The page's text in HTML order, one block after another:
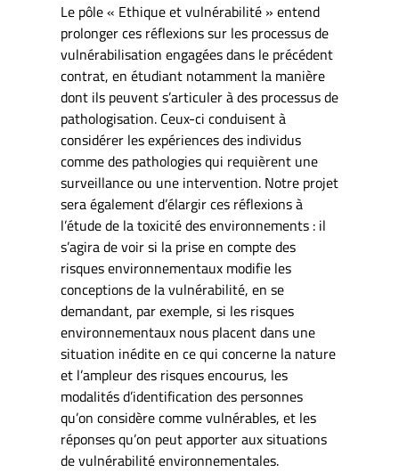
Le pôle « Ethique et vulnérabilité » entend
prolonger ces réflexions sur les processus de
vulnérabilisation engagées dans le précédent
contrat, en étudiant notamment la manière
dont ils peuvent s’articuler à des processus de
pathologisation. Ceux-ci conduisent à
considérer les expériences des individus
comme des pathologies qui requièrent une
surveillance ou une intervention. Notre projet
sera également d’élargir ces réflexions à
l’étude de la toxicité des environnements : il
s’agira de voir si la prise en compte des
risques environnementaux modifie les
conceptions de la vulnérabilité, en se
demandant, par exemple, si les risques
environnementaux nous placent dans une
situation inédite en ce qui concerne la nature
et l’ampleur des risques encourus, les
modalités d’identification des personnes
qu’on considère comme vulnérables, et les
réponses qu’on peut apporter aux situations
de vulnérabilité environnementales.